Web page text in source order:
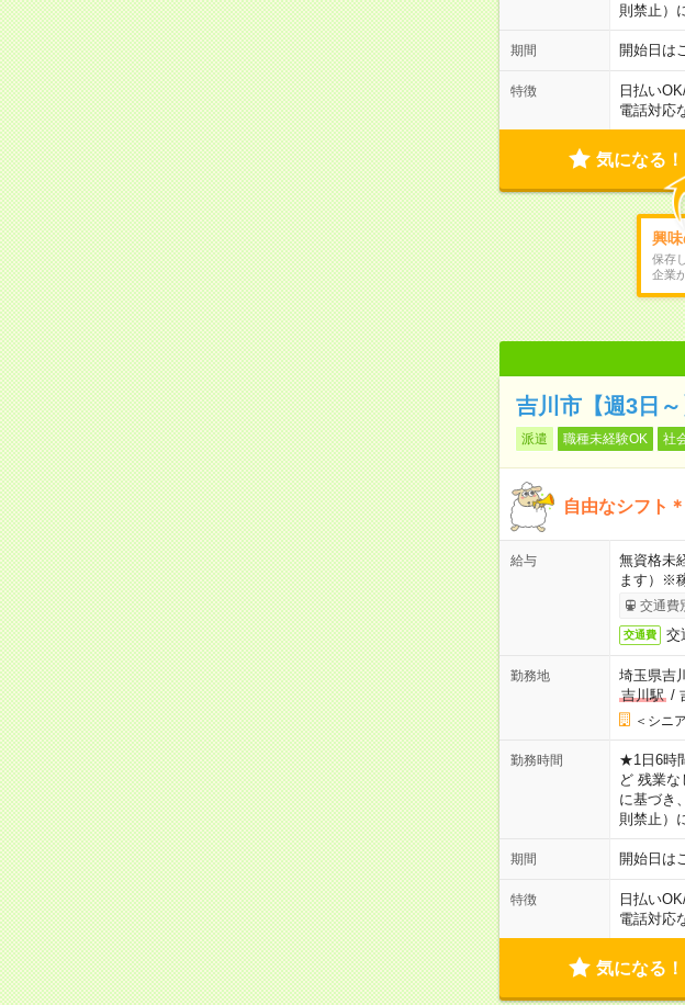
則禁止）
期間 開始日は
特徴 日払いOK
電話対応
気になる！
興
保存
企業
吉川市【週3日
派遣 職種未経験OK 社
自由なシフト
給与
無資格未
ます）※
交通費
交通費 交
勤務地
埼玉県吉
吉川駅/
＜シニ
勤務時間
★1日6時
ど 残業
に基づき
則禁止）
期間 開始日は
特徴 日払いOK
電話対応
気になる！